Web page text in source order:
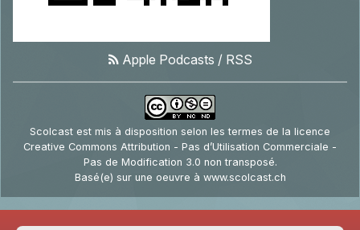
Apple Podcasts / RSS
Scolcast est mis à disposition selon les termes de la licence
Creative Commons Attribution - Pas d’Utilisation Commerciale -
Pas de Modification 3.0 non transposé.
Basé(e) sur une oeuvre à www.scolcast.ch